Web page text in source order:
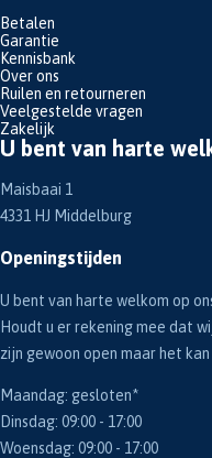
Betalen
Garantie
Kennisbank
Over ons
Ruilen en retourneren
Veelgestelde vragen
Zakelijk
U bent van harte
Maisbaai 1
4331 HJ Middelburg
Openingstijden
U bent van harte welkom op
Houdt u er rekening mee dat
zijn gewoon open maar het
Maandag: gesloten*
Dinsdag: 09:00 - 17:00
Woensdag: 09:00 - 17:00